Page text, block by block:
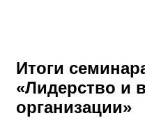
Итоги
«Лидерство и
организации»